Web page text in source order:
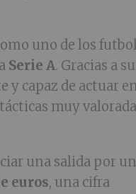
uno de los
Serie A. Gracias a su
capaz de actuar
muy
una salida por
euros, una cifra